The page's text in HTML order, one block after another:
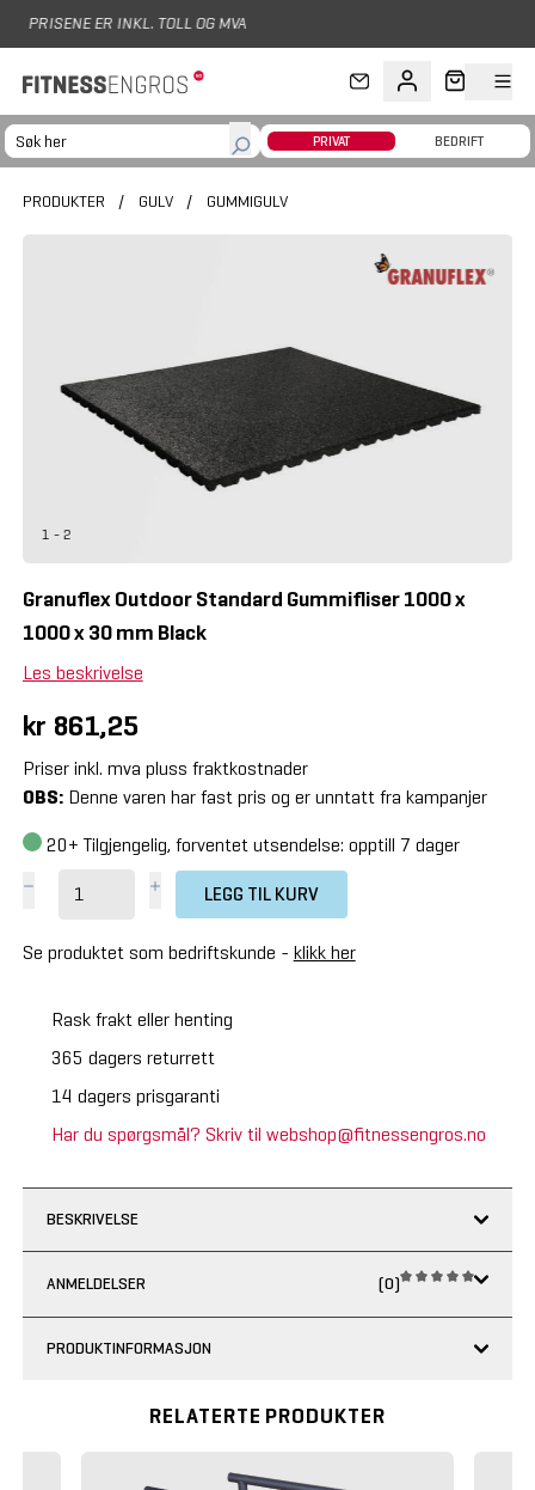
Hopp til hovedinnhold
OG MVA
PRIVAT BEDRIFT
PRODUKTER / GULV / GUMMIGULV
1 - 2
Granuflex Outdoor Standard Gummifliser 1000 x
1000 x 30 mm Black
Les beskrivelse
kr 861,25
Priser inkl. mva pluss fraktkostnader
OBS:Denne varen har fast pris og er unntatt fra kampanjer
20+ Tilgjengelig, forventet utsendelse: opptill 7 dager
LEGG TIL KURV
Se produktet som bedriftskunde - klikk her
Rask frakt eller henting
365 dagers returrett
14 dagers prisgaranti
Har du spørgsmål? Skriv til webshop@fitnessengros.no
BESKRIVELSE
ANMELDELSER (0)
PRODUKTINFORMASJON
RELATERTE PRODUKTER